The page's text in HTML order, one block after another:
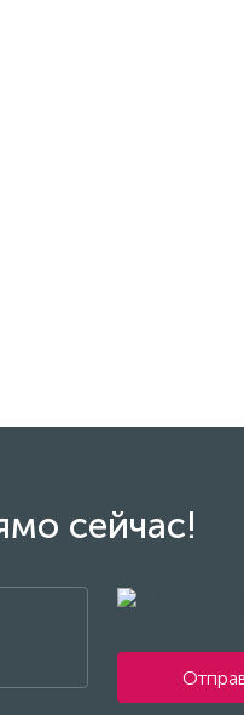
сейчас!